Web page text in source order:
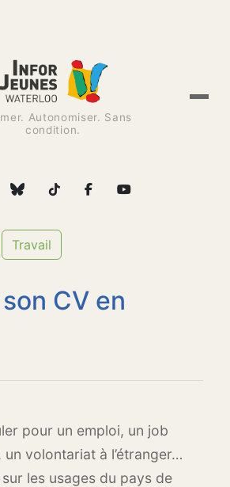
Autonomiser. Sans
condition.
Travail
CV en
pour un emploi, un job
un volontariat à l’étranger…
les usages du pays de